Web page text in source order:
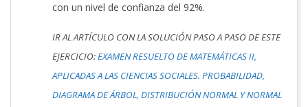
con un nivel de confianza del 92%.
IR AL ARTÍCULO CON LA SOLUCIÓN PASO A PASO DE ESTE
EJERCICIO:EXAMEN RESUELTO DE MATEMÁTICAS II,
APLICADAS A LAS CIENCIAS SOCIALES. PROBABILIDAD,
DIAGRAMA DE ÁRBOL, DISTRIBUCIÓN NORMAL Y NORMAL